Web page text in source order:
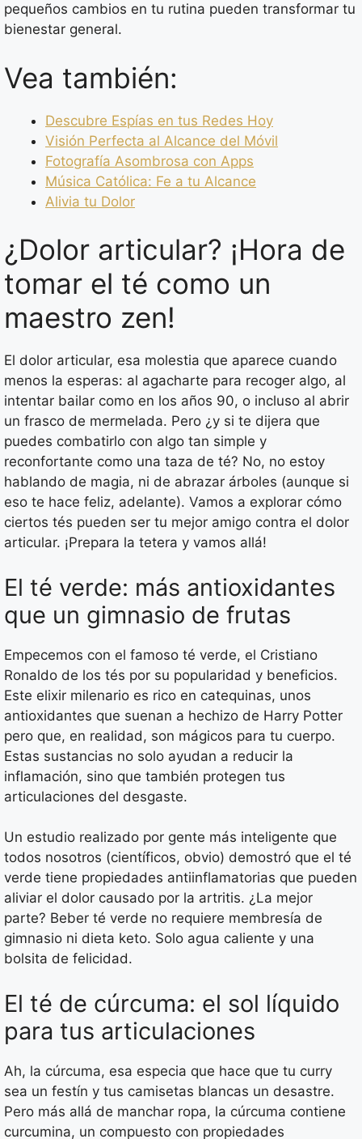
pequeños cambios en tu rutina pueden transformar tu
bienestar general.
Vea también:
Descubre Espías en tus Redes Hoy
Visión Perfecta al Alcance del Móvil
Fotografía Asombrosa con Apps
Música Católica: Fe a tu Alcance
Alivia tu Dolor
¿Dolor articular? ¡Hora de
tomar el té como un
maestro zen!
El dolor articular, esa molestia que aparece cuando
menos la esperas: al agacharte para recoger algo, al
intentar bailar como en los años 90, o incluso al abrir
un frasco de mermelada. Pero ¿y si te dijera que
puedes combatirlo con algo tan simple y
reconfortante como una taza de té? No, no estoy
hablando de magia, ni de abrazar árboles (aunque si
eso te hace feliz, adelante). Vamos a explorar cómo
ciertos tés pueden ser tu mejor amigo contra el dolor
articular. ¡Prepara la tetera y vamos allá!
El té verde: más antioxidantes
que un gimnasio de frutas
Empecemos con el famoso té verde, el Cristiano
Ronaldo de los tés por su popularidad y beneficios.
Este elixir milenario es rico en catequinas, unos
antioxidantes que suenan a hechizo de Harry Potter
pero que, en realidad, son mágicos para tu cuerpo.
Estas sustancias no solo ayudan a reducir la
inflamación, sino que también protegen tus
articulaciones del desgaste.
Un estudio realizado por gente más inteligente que
todos nosotros (científicos, obvio) demostró que el té
verde tiene propiedades antiinflamatorias que pueden
aliviar el dolor causado por la artritis. ¿La mejor
parte? Beber té verde no requiere membresía de
gimnasio ni dieta keto. Solo agua caliente y una
bolsita de felicidad.
El té de cúrcuma: el sol líquido
para tus articulaciones
Ah, la cúrcuma, esa especia que hace que tu curry
sea un festín y tus camisetas blancas un desastre.
Pero más allá de manchar ropa, la cúrcuma contiene
curcumina, un compuesto con propiedades